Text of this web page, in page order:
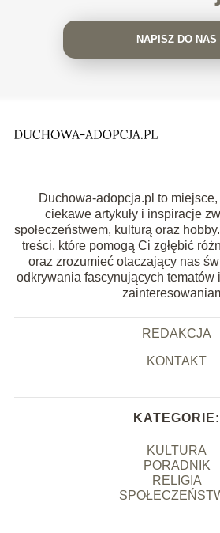
NAPISZ DO NAS
Duchowa-adopcja.pl to
ciekawe artykuły i inspiracje
społeczeństwem, kulturą oraz
treści, które pomogą Ci zgłębić
oraz zrozumieć otaczający nas
odkrywania fascynujących tematów
REDAKCJA
KONTAKT
KATEGORIE:
KULTURA
PORADNIK
RELIGIA